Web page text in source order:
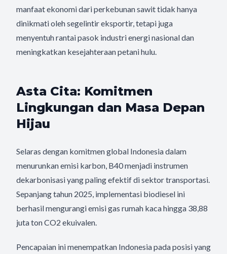
manfaat ekonomi dari perkebunan sawit tidak hanya
dinikmati oleh segelintir eksportir, tetapi juga
menyentuh rantai pasok industri energi nasional dan
meningkatkan kesejahteraan petani hulu.
Asta Cita: Komitmen
Lingkungan dan Masa Depan
Hijau
Selaras dengan komitmen global Indonesia dalam
menurunkan emisi karbon, B40 menjadi instrumen
dekarbonisasi yang paling efektif di sektor transportasi.
Sepanjang tahun 2025, implementasi biodiesel ini
berhasil mengurangi emisi gas rumah kaca hingga 38,88
juta ton CO2 ekuivalen.
Pencapaian ini menempatkan Indonesia pada posisi yang